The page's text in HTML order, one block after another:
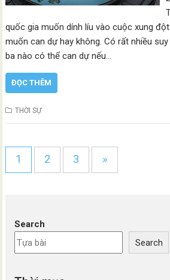
quốc gia muốn dính líu vào cuộc xung
muốn can dự hay không. Có rất nhiều
ba nào có thể can dự nếu…
ĐỌC THÊM
THỜI SỰ
1 2 3 »
Search
Search